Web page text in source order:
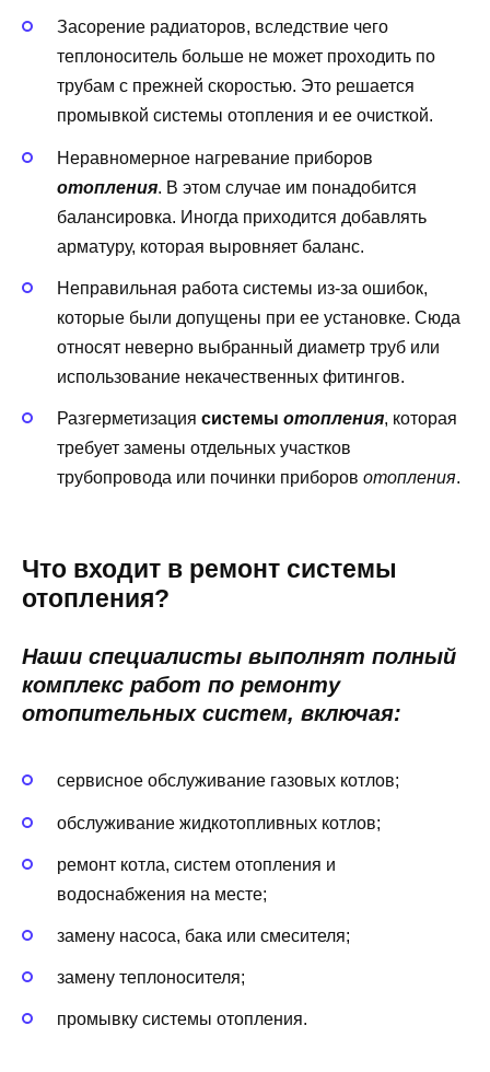
Засорение радиаторов, вследствие чего
теплоноситель больше не может проходить по
трубам с прежней скоростью. Это решается
промывкой системы отопления и ее очисткой.
Неравномерное нагревание приборов
отопления. В этом случае им понадобится
балансировка. Иногда приходится добавлять
арматуру, которая выровняет баланс.
Неправильная работа системы из-за ошибок,
которые были допущены при ее установке. Сюда
относят неверно выбранный диаметр труб или
использование некачественных фитингов.
Разгерметизация системы отопления, которая
требует замены отдельных участков
трубопровода или починки приборов отопления.
Что входит в ремонт системы
отопления?
Наши специалисты выполнят полный
комплекс работ по ремонту
отопительных систем, включая:
сервисное обслуживание газовых котлов;
обслуживание жидкотопливных котлов;
ремонт котла, систем отопления и
водоснабжения на месте;
замену насоса, бака или смесителя;
замену теплоносителя;
промывку системы отопления.